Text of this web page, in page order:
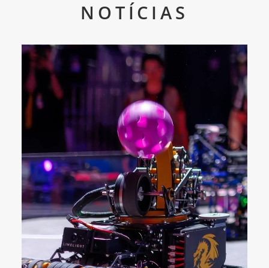
NOTÍCIAS